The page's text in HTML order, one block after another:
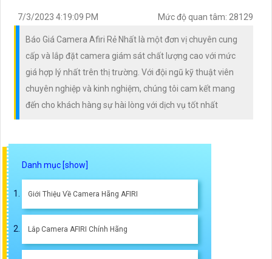
7/3/2023 4:19:09 PM Mức độ quan tâm: 28129
Báo Giá Camera Afiri Rẻ Nhất là một đơn vị chuyên cung
cấp và lắp đặt camera giám sát chất lượng cao với mức
giá hợp lý nhất trên thị trường. Với đội ngũ kỹ thuật viên
chuyên nghiệp và kinh nghiệm, chúng tôi cam kết mang
đến cho khách hàng sự hài lòng với dịch vụ tốt nhất
Giới Thiệu Về Camera Hãng AFIRI
Lắp Camera AFIRI Chính Hãng